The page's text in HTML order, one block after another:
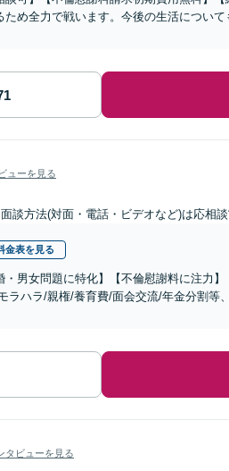
ため全力で戦います。今後の生活につい
ューを見る
面談方法(対面・電話・ビデオなど)は応相談
金表を見る
・男女問題に特化】【不倫慰謝料に注力
ラハラ/親権/養育費/面会交流/年金分割等
タビューを見る